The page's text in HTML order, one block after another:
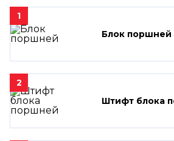
1
Блок поршней
2
Штифт блока